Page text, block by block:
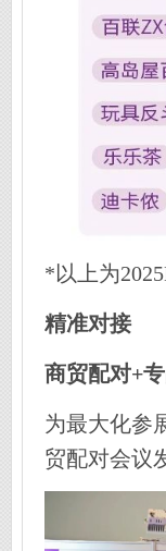
*以上为
精准对接
商贸配对+
为最大化参
贸配对会议